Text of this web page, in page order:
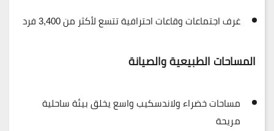
غرف اجتماعات وقاعات احترافيةتتسع لأكثر من 3,400 فرد
المساحات الطبيعية والصيانة
مساحات خضراء ولاندسكيب واسعيخلق بيئة ساحلية
مريحة